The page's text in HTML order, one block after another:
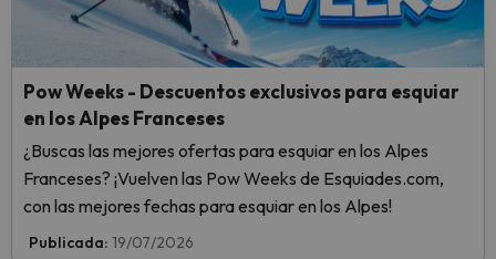
Pow Weeks - Descuentos exclusivos para esquiar
en los Alpes Franceses
¿Buscas las mejores ofertas para esquiar en los Alpes
Franceses? ¡Vuelven las Pow Weeks de Esquiades.com,
con las mejores fechas para esquiar en los Alpes!
Publicada: 19/07/2026